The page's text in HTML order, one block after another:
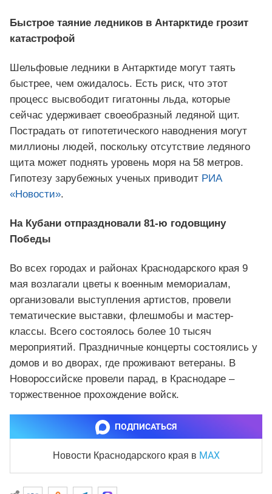
Быстрое таяние ледников в Антарктиде грозит
катастрофой
Шельфовые ледники в Антарктиде могут таять
быстрее, чем ожидалось. Есть риск, что этот
процесс высвободит гигатонны льда, которые
сейчас удерживает своеобразный ледяной щит.
Пострадать от гипотетического наводнения могут
миллионы людей, поскольку отсутствие ледяного
щита может поднять уровень моря на 58 метров.
Гипотезу зарубежных ученых приводит РИА
«Новости».
На Кубани отпраздновали 81-ю годовщину
Победы
Во всех городах и районах Краснодарского края 9
мая возлагали цветы к военным мемориалам,
организовали выступления артистов, провели
тематические выставки, флешмобы и мастер-
классы. Всего состоялось более 10 тысяч
мероприятий. Праздничные концерты состоялись у
домов и во дворах, где проживают ветераны. В
Новороссийске провели парад, в Краснодаре –
торжественное прохождение войск.
ПОДПИСАТЬСЯ
Новости Краснодарского края в MAX